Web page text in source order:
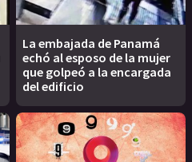
La embajada de Panamá
echó al esposo de la mujer
que golpeó a la encargada
del edificio